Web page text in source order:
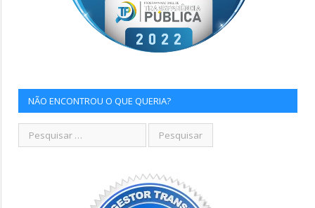
NÃO ENCONTROU O QUE QUERIA?